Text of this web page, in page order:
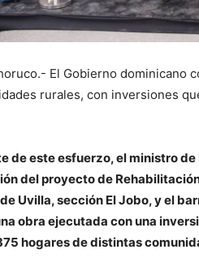
El Gobierno dominicano
rurales, con inversiones
de este esfuerzo, el ministro
del proyecto de
Uvilla, sección El Jobo, y el
obra ejecutada con una
hogares de distintas